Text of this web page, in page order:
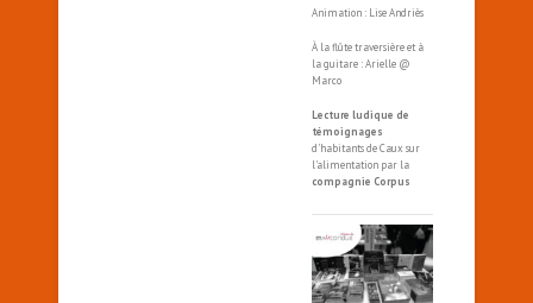
Animation : Lise Andriès
À la flûte traversière et à
la guitare : Arielle @
Marco
Lecture ludique de
témoignages
d'habitants de Caux sur
l'alimentation par la
compagnie Corpus